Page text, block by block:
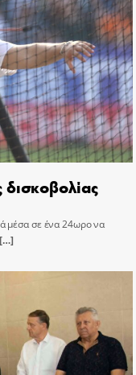
μέσα σε ένα 24ωρο να
[…]